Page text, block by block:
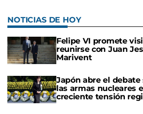
NOTICIAS DE HOY
Felipe VI promete
reunirse con Juan
Marivent
Japón abre el
las armas nucleares
creciente tensión